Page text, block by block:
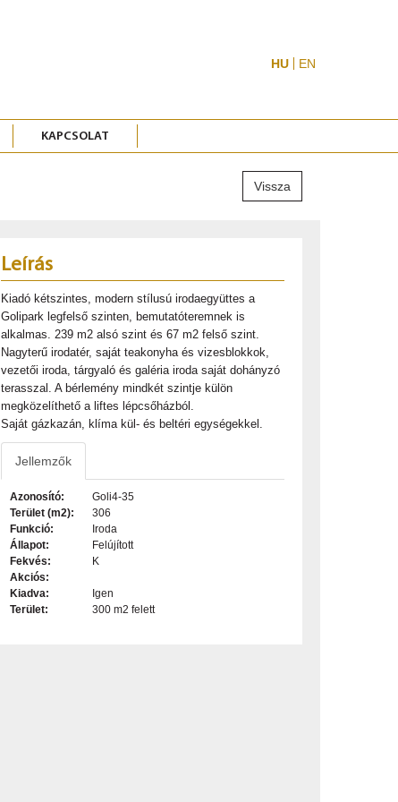
HU EN
KAPCSOLAT
Vissza
Leírás
Kiadó kétszintes, modern stílusú irodaegyüttes a
Golipark legfelső szinten, bemutatóteremnek is
alkalmas. 239 m2 alsó szint és 67 m2 felső szint.
Nagyterű irodatér, saját teakonyha és vizesblokkok,
vezetői iroda, tárgyaló és galéria iroda saját dohányzó
terasszal. A bérlemény mindkét szintje külön
megközelíthető a liftes lépcsőházból.
Saját gázkazán, klíma kül- és beltéri egységekkel.
Jellemzők
Azonosító:
Goli4-35
Terület (m2):
306
Funkció:
Iroda
Állapot:
Felújított
Fekvés:
K
Akciós:
Kiadva:
Igen
Terület:
300 m2 felett